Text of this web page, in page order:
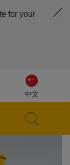
中文
for your